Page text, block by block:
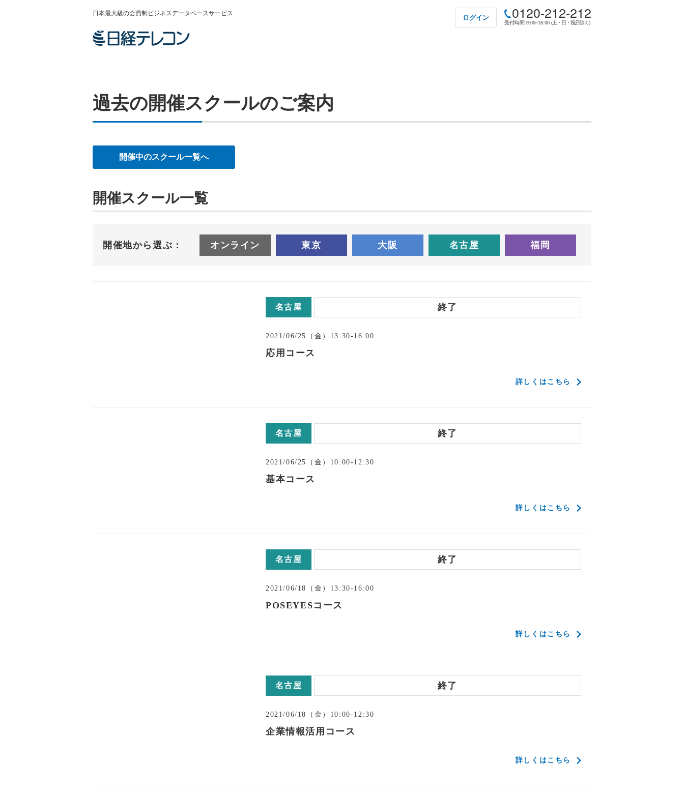
日本最大級の会員制ビジネスデータベースサービス
ログイン 0120-212-212
受付時間 9:00~18:00 (土・日・祝日除く)
過去の開催スクールのご案内
開催中のスクール一覧へ
開催スクール一覧
開催地から選ぶ： オンライン 東京 大阪 名古屋 福岡
名古屋 終了
2021/06/25（金）13:30-16:00
応用コース
詳しくはこちら
名古屋 終了
2021/06/25（金）10:00-12:30
基本コース
詳しくはこちら
名古屋 終了
2021/06/18（金）13:30-16:00
POSEYESコース
詳しくはこちら
名古屋 終了
2021/06/18（金）10:00-12:30
企業情報活用コース
詳しくはこちら